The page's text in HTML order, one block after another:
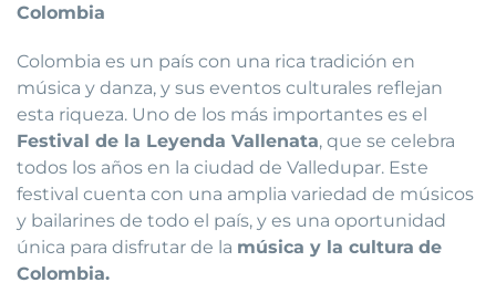
Colombia
Colombia es un país con una rica tradición en
música y danza, y sus eventos culturales reflejan
esta riqueza. Uno de los más importantes es el
Festival de la Leyenda Vallenata, que se celebra
todos los años en la ciudad de Valledupar. Este
festival cuenta con una amplia variedad de músicos
y bailarines de todo el país, y es una oportunidad
única para disfrutar de la música y la cultura de
Colombia.